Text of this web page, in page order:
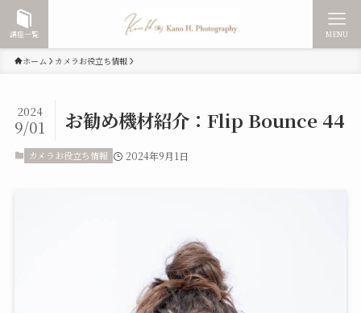
講座一覧 MENU
ホーム カメラお役立ち情報
お勧め機材紹介：Flip Bounce 44
2024
9/01
カメラお役立ち情報 2024年9月1日